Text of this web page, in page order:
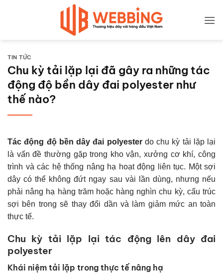
TIN TỨC
Chu kỳ tải lặp lại đã gây ra những tác
động độ bền dây đai polyester như
thế nào?
Tác động độ bền dây đai polyesterdo chu kỳ tải lặp lại
là vấn đề thường gặp trong kho vận, xưởng cơ khí, công
trình và các hệ thống nâng hạ hoạt động liên tục. Một sợi
dây có thể không đứt ngay sau vài lần dùng, nhưng nếu
phải nâng hạ hàng trăm hoặc hàng nghìn chu kỳ, cấu trúc
sợi bên trong sẽ thay đổi dần và làm giảm mức an toàn
thực tế.
Chu kỳ tải lặp lại tác động lên dây đai
polyester
Khái niệm tải lặp trong thực tế nâng hạ